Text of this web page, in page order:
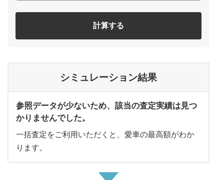
計算する
シミュレーション結果
参照データが少ないため、該当の査定実績は見つ
かりませんでした。
一括査定をご利用いただくと、愛車の最高額がわか
ります。